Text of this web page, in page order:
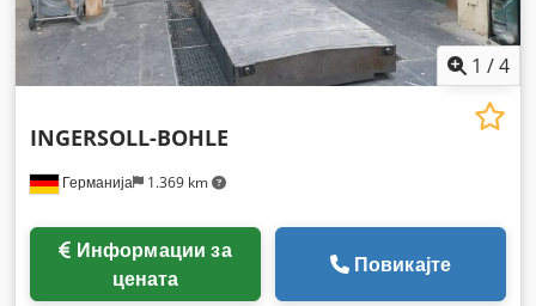
1 /4
Германија 1.369 km
INGERSOLL-BOHLE
цената
Повикајте